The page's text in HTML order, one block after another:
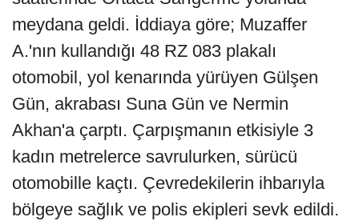
meydana geldi. İddiaya göre; Muzaffer
A.'nın kullandığı 48 RZ 083 plakalı
otomobil, yol kenarında yürüyen Gülşen
Gün, akrabası Suna Gün ve Nermin
Akhan'a çarptı. Çarpışmanın etkisiyle 3
kadın metrelerce savrulurken, sürücü
otomobille kaçtı. Çevredekilerin ihbarıyla
bölgeye sağlık ve polis ekipleri sevk edildi.